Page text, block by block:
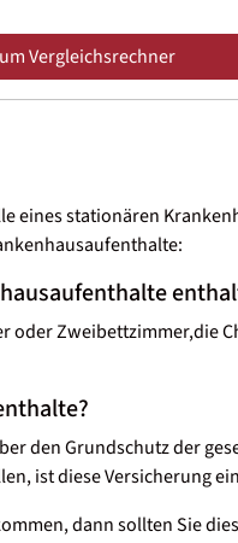
Vergleichsrechner
eines stationären
oder Zweibettzimmer,die
den Grundschutz der
ist diese Versicherung
dann sollten Sie